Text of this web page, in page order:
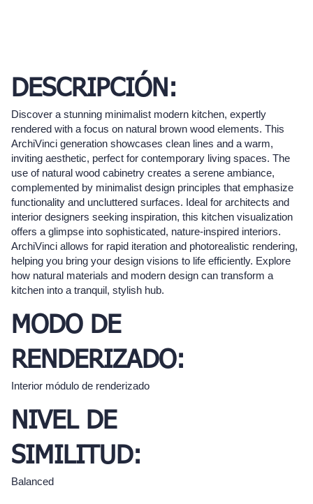
DESCRIPCIÓN:
Discover a stunning minimalist modern kitchen, expertly
rendered with a focus on natural brown wood elements. This
ArchiVinci generation showcases clean lines and a warm,
inviting aesthetic, perfect for contemporary living spaces. The
use of natural wood cabinetry creates a serene ambiance,
complemented by minimalist design principles that emphasize
functionality and uncluttered surfaces. Ideal for architects and
interior designers seeking inspiration, this kitchen visualization
offers a glimpse into sophisticated, nature-inspired interiors.
ArchiVinci allows for rapid iteration and photorealistic rendering,
helping you bring your design visions to life efficiently. Explore
how natural materials and modern design can transform a
kitchen into a tranquil, stylish hub.
MODO DE
RENDERIZADO:
Interior módulo de renderizado
NIVEL DE
SIMILITUD:
Balanced